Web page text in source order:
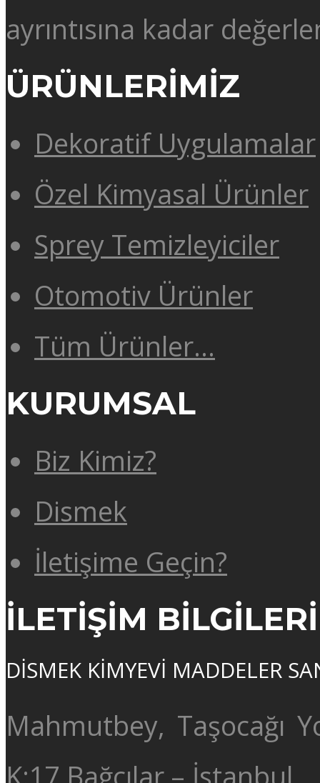
ayrıntısına kadar
ÜRÜNLERİMİZ
Dekoratif Uygulamalar
Özel Kimyasal Ürünler
Sprey Temizleyiciler
Otomotiv Ürünler
Tüm Ürünler…
KURUMSAL
Biz Kimiz?
Dismek
İletişime Geçin?
İLETİŞİM BİLGİLERİ
DİSMEK KİMYEVİ MADDELER
Mahmutbey, Taşocağı